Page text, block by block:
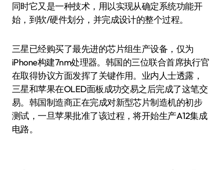
同时它又是一种技术，用以实现从确定系统功能开
始，到软/硬件划分，并完成设计的整个过程。
三星已经购买了最先进的芯片组生产设备，仅为
iPhone构建7nm处理器。韩国的三位联合首席执行官
在取得协议方面发挥了关键作用。业内人士透露，
三星和苹果在OLED面板成功交易之后完成了这笔交
易。韩国制造商正在完成对新型芯片制造机的初步
测试，一旦苹果批准了该过程，将开始生产A12集成
电路。